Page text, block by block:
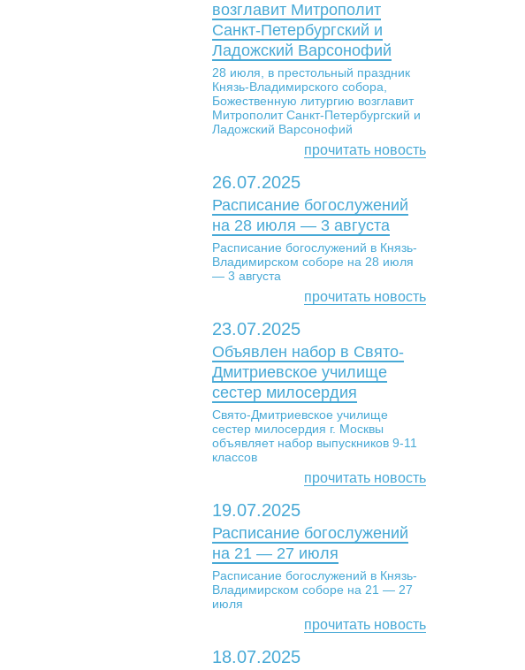
возглавит Митрополит
Санкт-Петербургский и
Ладожский Варсонофий
28 июля, в престольный праздник
Князь-Владимирского собора,
Божественную литургию возглавит
Митрополит Санкт-Петербургский и
Ладожский Варсонофий
прочитать новость
26.07.2025
Расписание богослужений
на 28 июля — 3 августа
Расписание богослужений в Князь-
Владимирском соборе на 28 июля
— 3 августа
прочитать новость
23.07.2025
Объявлен набор в Свято-
Дмитриевское училище
сестер милосердия
Свято-Дмитриевское училище
сестер милосердия г. Москвы
объявляет набор выпускников 9-11
классов
прочитать новость
19.07.2025
Расписание богослужений
на 21 — 27 июля
Расписание богослужений в Князь-
Владимирском соборе на 21 — 27
июля
прочитать новость
18.07.2025